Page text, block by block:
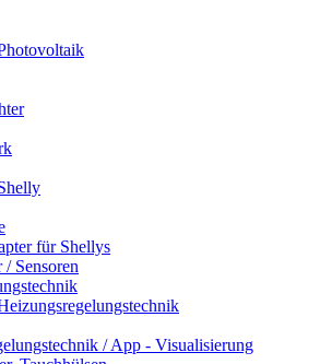
für Shellys
Sensoren
/ App - Visualisierung